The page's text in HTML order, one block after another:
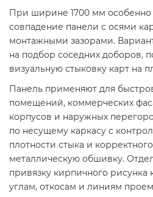
При ширине 1700 мм
совпадение панели с осями
монтажными зазорами.
на подбор соседних доборов,
визуальную стыковку карт на
Панель применяют для
помещений, коммерческих
корпусов и наружных
по несущему каркасу с
плотности стыка и
металлическую обшивку.
привязку кирпичного
углам, откосам и линиям